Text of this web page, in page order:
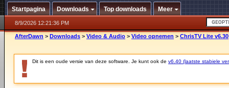
Startpagina Downloads Top downloads Meer
8/9/2026 12:21:36 PM
AfterDawn > Downloads > Video & Audio > Video opnemen > ChrisTV Lite v6.30
Dit is een oude versie van deze software. Je kunt ook de v6.40 (laatste stabiele